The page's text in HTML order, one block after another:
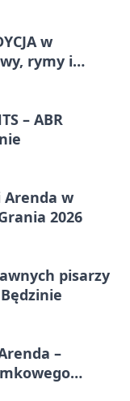
w
rymy i
– ABR
Arenda w
2026
pisarzy
–